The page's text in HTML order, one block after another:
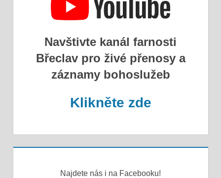
Navštivte kanál farnosti
Břeclav pro živé přenosy a
záznamy bohoslužeb
Klikněte zde
Najdete nás i na Facebooku!